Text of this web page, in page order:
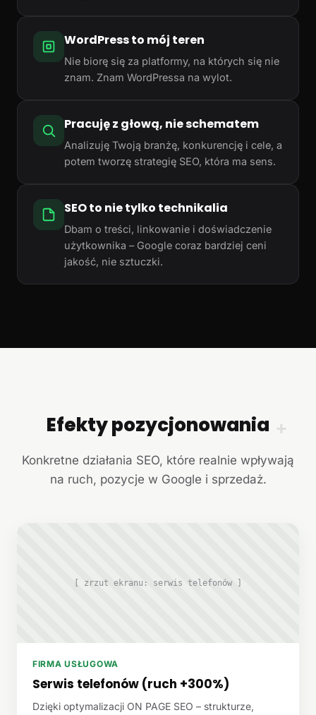
WordPress to mój teren
Nie biorę się za platformy, na których się nie
znam. Znam WordPressa na wylot.
Pracuję z głową, nie schematem
Analizuję Twoją branżę, konkurencję i cele, a
potem tworzę strategię SEO, która ma sens.
SEO to nie tylko technikalia
Dbam o treści, linkowanie i doświadczenie
użytkownika – Google coraz bardziej ceni
jakość, nie sztuczki.
+
Efekty pozycjonowania
Konkretne działania SEO, które realnie wpływają
na ruch, pozycje w Google i sprzedaż.
[ zrzut ekranu: serwis telefonów ]
FIRMA USŁUGOWA
Serwis telefonów (ruch +300%)
Dzięki optymalizacji ON PAGE SEO – strukturze,